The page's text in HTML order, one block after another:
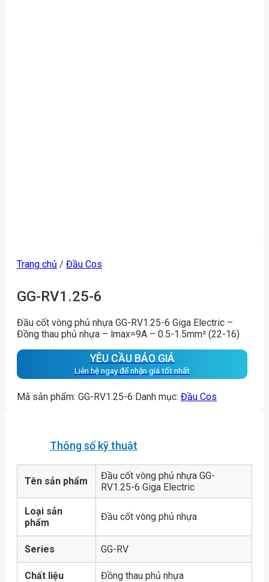
Trang chủ / Đầu Cos
GG-RV1.25-6
Đầu cốt vòng phủ nhựa GG-RV1.25-6 Giga Electric –
Đồng thau phủ nhựa – lmax=9A – 0.5-1.5mm² (22-16)
YÊU CẦU BÁO GIÁ
Liên hệ ngay để nhận giá tốt nhất
Mã sản phẩm: GG-RV1.25-6 Danh mục: Đầu Cos
Thông số kỹ thuật
Tên sản phẩm
Đầu cốt vòng phủ nhựa GG-
RV1.25-6 Giga Electric
Loại sản
phẩm
Đầu cốt vòng phủ nhựa
Series GG-RV
Chất liệu Đồng thau phủ nhựa